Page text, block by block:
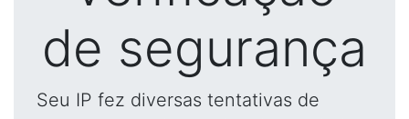
de segurança
Seu IP fez diversas tentativas de